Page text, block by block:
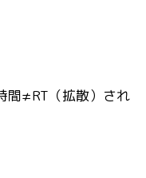
間≠RT（拡散）され